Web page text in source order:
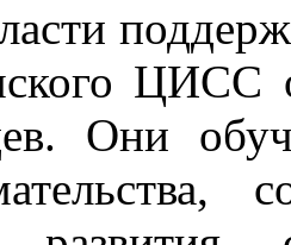
ЦИСС
Они